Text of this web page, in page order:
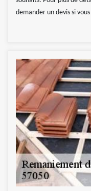
demander un devis si